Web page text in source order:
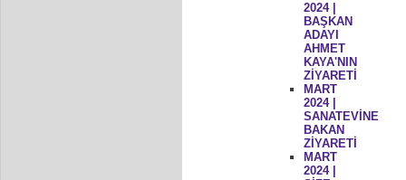
2024 |
BAŞKAN
ADAYI
AHMET
KAYA'NIN
ZİYARETİ
MART
2024 |
SANATEVİNE
BAKAN
ZİYARETİ
MART
2024 |